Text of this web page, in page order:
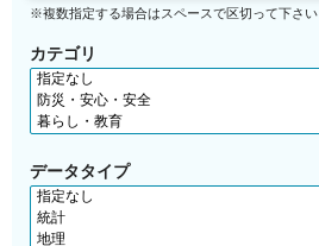
※複数指定する場合はスペースで区切って下さい
カテゴリ
データタイプ